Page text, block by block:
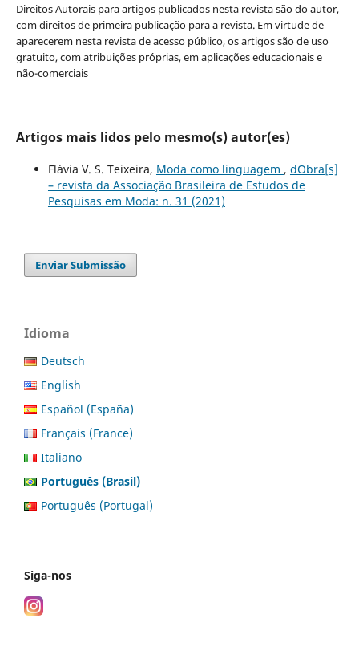
Direitos Autorais para artigos publicados nesta revista são do autor,
com direitos de primeira publicação para a revista. Em virtude de
aparecerem nesta revista de acesso público, os artigos são de uso
gratuito, com atribuições próprias, em aplicações educacionais e
não-comerciais
Artigos mais lidos pelo mesmo(s) autor(es)
Flávia V. S. Teixeira, Moda como linguagem , dObra[s]
– revista da Associação Brasileira de Estudos de
Pesquisas em Moda: n. 31 (2021)
Enviar Submissão
Idioma
Deutsch
English
Español (España)
Français (France)
Italiano
Português (Brasil)
Português (Portugal)
Siga-nos